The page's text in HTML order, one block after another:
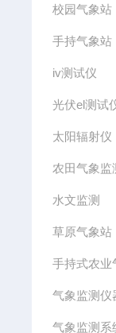
校园气象站
手持气象站
iv测试仪
光伏el测试
太阳辐射仪
农田气象监
水文监测
草原气象站
手持式农业
气象监测仪
气象监测系